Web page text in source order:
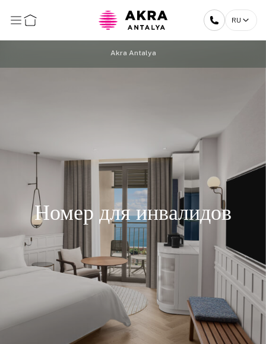
RU
Akra Antalya
Номер для инвалидов